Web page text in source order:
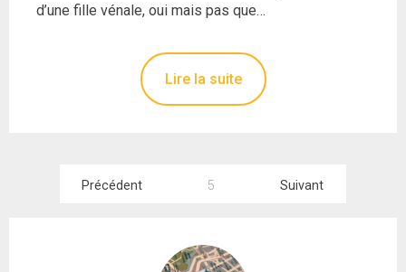
d’une fille vénale, oui mais pas que…
Lire la suite
Pagination
Précédent 5 Suivant